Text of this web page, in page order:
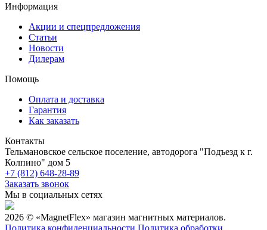
Информация
Акции и спецпредложения
Статьи
Новости
Дилерам
Помощь
Оплата и доставка
Гарантия
Как заказать
Контакты
Тельмановское сельское поселение, автодорога "Подъезд к г.
Колпино" дом 5
+7 (812) 648-28-89
Заказать звонок
Мы в социальных сетях
2026 © «MagnetFlex» магазин магнитных материалов.
Политика конфиденциальности Политика обработки